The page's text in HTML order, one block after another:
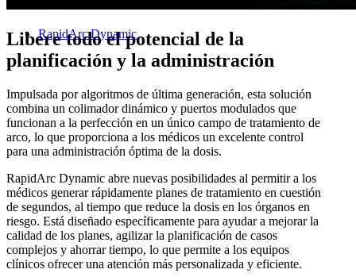
RapidArc Dynamic
Libere todo el potencial de la
planificación y la administración
Impulsada por algoritmos de última generación, esta solución
combina un colimador dinámico y puertos modulados que
funcionan a la perfección en un único campo de tratamiento de
arco, lo que proporciona a los médicos un excelente control
para una administración óptima de la dosis.
RapidArc Dynamic abre nuevas posibilidades al permitir a los
médicos generar rápidamente planes de tratamiento en cuestión
de segundos, al tiempo que reduce la dosis en los órganos en
riesgo. Está diseñado específicamente para ayudar a mejorar la
calidad de los planes, agilizar la planificación de casos
complejos y ahorrar tiempo, lo que permite a los equipos
clínicos ofrecer una atención más personalizada y eficiente.